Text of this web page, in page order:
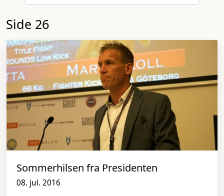
Side 26
Sommerhilsen fra Presidenten
08. jul. 2016